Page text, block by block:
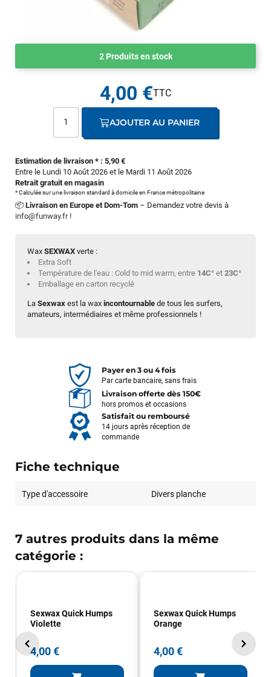
Wax SEXWAX verte :
Extra Soft
Température de l'eau : Cold to mid warm, entre 14C° et23C°
Emballage en carton recyclé
La Sexwax est la wax incontournable de tous les surfers,
amateurs, intermédiaires et même professionnels !
2 Produits en stock
Estimation de livraison * : 5,90 €
Entre le Lundi 10 Août 2026 et le Mardi 11 Août 2026
Retrait gratuit en magasin
* Calculée sur une livraison standard à domicile en France métropolitaine
📦 Livraison en Europe et Dom-Tom – Demandez votre devis à
info@funway.fr!
4,00 €
AJOUTER AU PANIER
Payer en 3 ou 4 fois
Par carte bancaire, sans frais
Livraison offerte dès 150€
hors promos et occasions
Satisfait ou remboursé
14 jours après réception de
commande
Fiche technique
Type d'accessoire Divers planche
7 autres produits dans la même
catégorie :
Sexwax Quick Humps
Violette
4,00 €
Sexwax Quick Humps
Orange
4,00 €
François
il y a un mois
J’ai commandé un pack via leur site internet. À peine la
commande validée, le magasin m’a appelé pour confirmer
avec moi les caractéristiques des équipements, me conseiller
sur le matériel à choisir, et m’a même offert du matériel en